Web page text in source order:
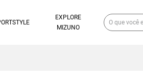
EXPLORE
MIZUNO